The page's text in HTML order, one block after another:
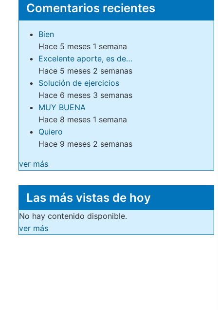
Comentarios recientes
Bien
Hace 5 meses 1 semana
Excelente aporte, es de…
Hace 5 meses 2 semanas
Solución de ejercicios
Hace 6 meses 3 semanas
MUY BUENA
Hace 8 meses 1 semana
Quiero
Hace 9 meses 2 semanas
ver más
Las más vistas de hoy
No hay contenido disponible.
ver más